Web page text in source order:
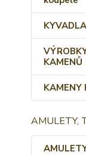
KAMENŮ
KAMENY
AMULETY,